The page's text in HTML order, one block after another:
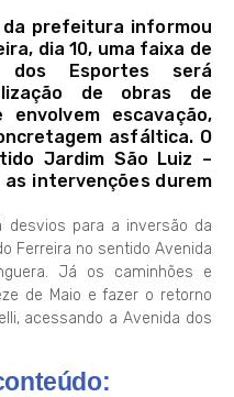
da prefeitura informou
dia 10, uma faixa de
dos Esportes será
de obras de
escavação,
asfáltica. O
Jardim São Luiz –
intervenções durem
desvios para a inversão da
Ferreira no sentido Avenida
Já os caminhões e
de Maio e fazer o retorno
acessando a Avenida dos